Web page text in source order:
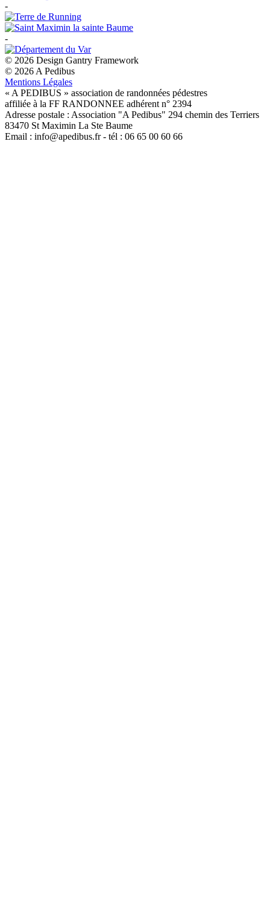
-
-
© 2026 Design Gantry Framework
© 2026 A Pedibus
Mentions Légales
« A PEDIBUS » association de randonnées pédestres
affiliée à la FF RANDONNEE adhérent n° 2394
Adresse postale : Association "A Pedibus" 294 chemin des Terriers
83470 St Maximin La Ste Baume
Email : info@apedibus.fr - tél : 06 65 00 60 66